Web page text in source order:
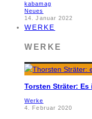
kabamag
Neues
14. Januar 2022
WERKE
WERKE
Torsten Sträter:
Werke
4. Februar 2020